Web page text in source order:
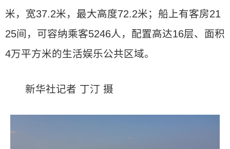
米，宽37.2米，最大高度72.2米；船上有客房21
25间，可容纳乘客5246人，配置高达16层、面积
4万平方米的生活娱乐公共区域。
新华社记者 丁汀 摄